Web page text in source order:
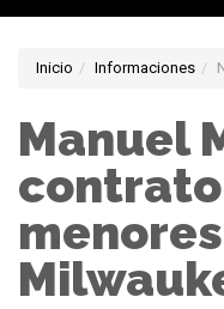
Inicio Informaciones
Manuel